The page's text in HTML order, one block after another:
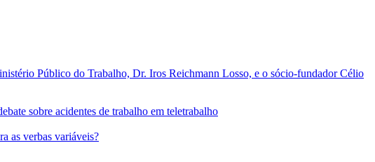
Público do Trabalho, Dr. Iros Reichmann Losso, e o sócio-fundador Célio
sobre acidentes de trabalho em teletrabalho
as verbas variáveis?